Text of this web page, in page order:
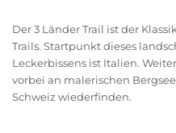
Der 3 Länder Trail ist der
Trails. Startpunkt dieses
Leckerbissens ist Italien.
vorbei an malerischen
Schweiz wiederfinden.